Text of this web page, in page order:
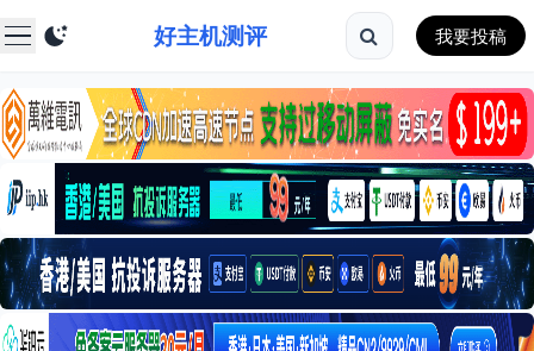
好主机测评 我要投稿